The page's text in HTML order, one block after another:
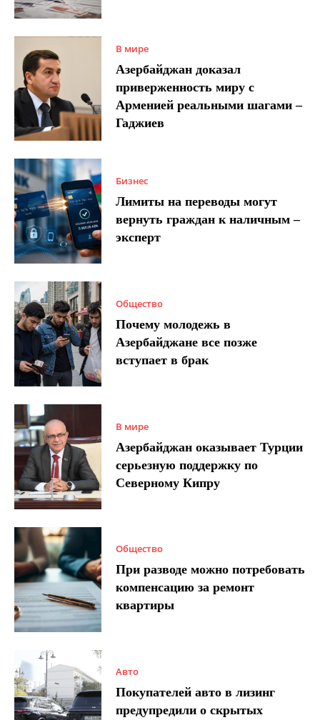
В мире
Азербайджан доказал
приверженность миру с
Арменией реальными шагами –
Гаджиев
Бизнес
Лимиты на переводы могут
вернуть граждан к наличным –
эксперт
Общество
Почему молодежь в
Азербайджане все позже
вступает в брак
В мире
Азербайджан оказывает Турции
серьезную поддержку по
Северному Кипру
Общество
При разводе можно потребовать
компенсацию за ремонт
квартиры
Авто
Покупателей авто в лизинг
предупредили о скрытых